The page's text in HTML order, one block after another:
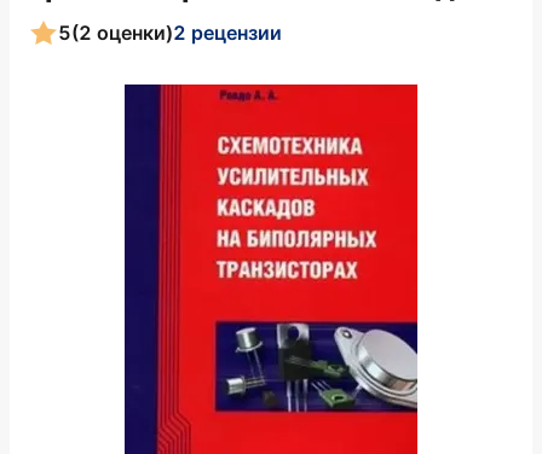
5(2 оценки)2 рецензии